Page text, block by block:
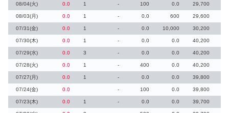
08/04(火) 0.0 1 - 100 0.0 29,700
08/03(月) 0.0 1 - 0.0 600 29,600
07/31(金) 0.0 1 - 0.0 10,000 30,200
07/30(木) 0.0 1 - 0.0 0.0 40,200
07/29(水) 0.0 3 - 0.0 0.0 40,200
07/28(火) 0.0 1 - 400 0.0 40,200
07/27(月) 0.0 1 - 0.0 0.0 39,800
07/24(金) 0.0 - 100 0.0 39,800
07/23(木) 0.0 1 - 0.0 0.0 39,700